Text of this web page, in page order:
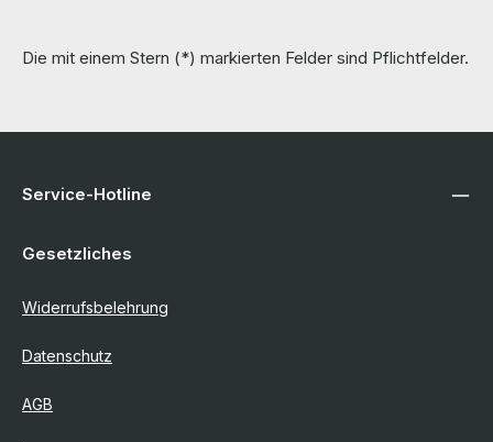
Die mit einem Stern (*) markierten Felder sind Pflichtfelder.
Service-Hotline
Gesetzliches
Widerrufsbelehrung
Datenschutz
AGB